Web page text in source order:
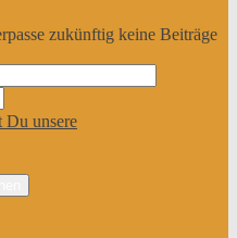
zukünftig keine Beiträge
Du unsere